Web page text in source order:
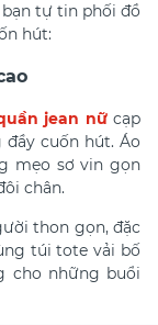
tự tin phối đồ
hút:
jean nữcạp
cuốn hút. Áo
mẹo sơ vin gọn
chân.
thon gọn, đặc
túi tote vải bố
cho những buổi